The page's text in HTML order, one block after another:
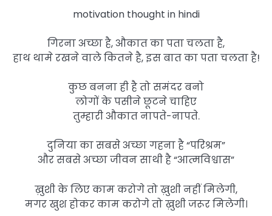
motivation thought in hindi
गिरना अच्छा है, औकात का पता चलता है,
हाथ थामे रखने वाले कितने है, इस बात का पता चलता है!
कुछ बनना ही है तो समंदर बनो
लोगों के पसीने छूटने चाहिए
तुम्हारी औकात नापते-नापते.
दुनिया का सबसे अच्छा गहना है “परिश्रम”
और सबसे अच्छा जीवन साथी है “आत्मविश्वास”
ख़ुशी के लिए काम करोगे तो ख़ुशी नहीं मिलेगी,
मगर खुश होकर काम करोगे तो ख़ुशी जरूर मिलेगी।